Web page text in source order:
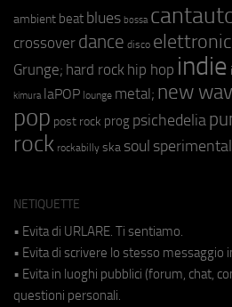
ambient beat blues bossa
crossover dance disco
Grunge; hard rock hip hop indie
kimura laPOP lounge metal; new
pop post rock prog psichedelia
rock rockabilly ska soul
NETIQUETTE
• Evita di URLARE. Ti sentiamo.
• Evita di scrivere lo stesso messaggio
• Evita in luoghi pubblici (forum, chat,
questioni personali.